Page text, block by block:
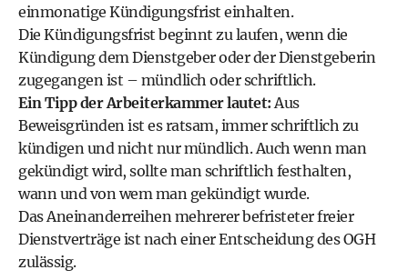
einmonatige Kündigungsfrist einhalten.
Die Kündigungsfrist beginnt zu laufen, wenn die
Kündigung dem Dienstgeber oder der Dienstgeberin
zugegangen ist – mündlich oder schriftlich.
Ein Tipp der Arbeiterkammer lautet:Aus
Beweisgründen ist es ratsam, immer schriftlich zu
kündigen und nicht nur mündlich. Auch wenn man
gekündigt wird, sollte man schriftlich festhalten,
wann und von wem man gekündigt wurde.
Das Aneinanderreihen mehrerer befristeter freier
Dienstverträge ist nach einer Entscheidung des OGH
zulässig.